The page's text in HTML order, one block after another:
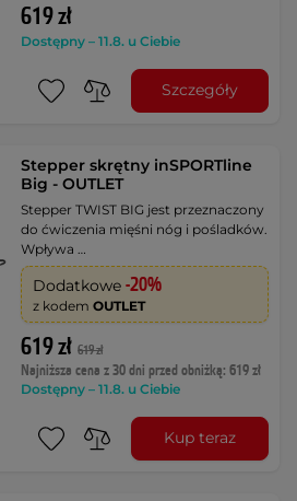
619 zł
Dostępny – 11.8. u Ciebie
Szczegóły
Stepper skrętny inSPORTline
Big - OUTLET
Stepper TWIST BIG jest przeznaczony
do ćwiczenia mięśni nóg i pośladków.
Wpływa …
Dodatkowe -20%
z kodemOUTLET
619 zł 619 zł
Najniższa cena z 30 dni przed obniżką: 619 zł
Dostępny – 11.8. u Ciebie
Kup teraz